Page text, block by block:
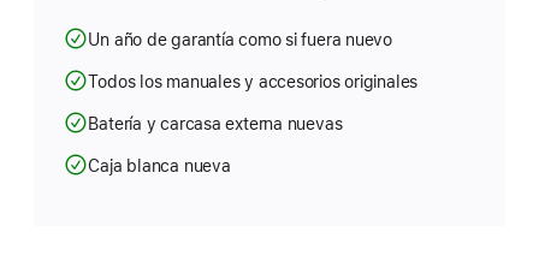
Un año de garantía como si fuera nuevo
Todos los manuales y accesorios originales
Batería y carcasa externa nuevas
Caja blanca nueva